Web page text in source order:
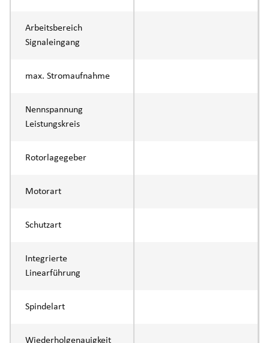
Arbeitsbereich
Signaleingang
max. Stromaufnahme
Nennspannung
Leistungskreis
Rotorlagegeber
Motorart
Schutzart
Integrierte
Linearführung
Spindelart
Wiederholgenauigkeit